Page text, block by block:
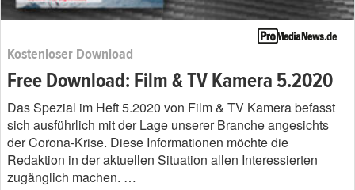
Kostenloser Download
Free Download: Film & TV Kamera 5.2020
Das Spezial im Heft 5.2020 von Film & TV Kamera befasst
sich ausführlich mit der Lage unserer Branche angesichts
der Corona-Krise. Diese Informationen möchte die
Redaktion in der aktuellen Situation allen Interessierten
zugänglich machen. …